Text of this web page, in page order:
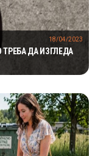
ДА ИЗГЛЕДА
18/04/2023